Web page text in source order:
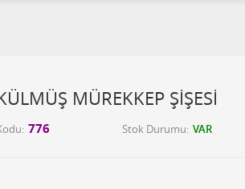
MÜREKKEP ŞİŞESİ
776 Stok Durumu VAR